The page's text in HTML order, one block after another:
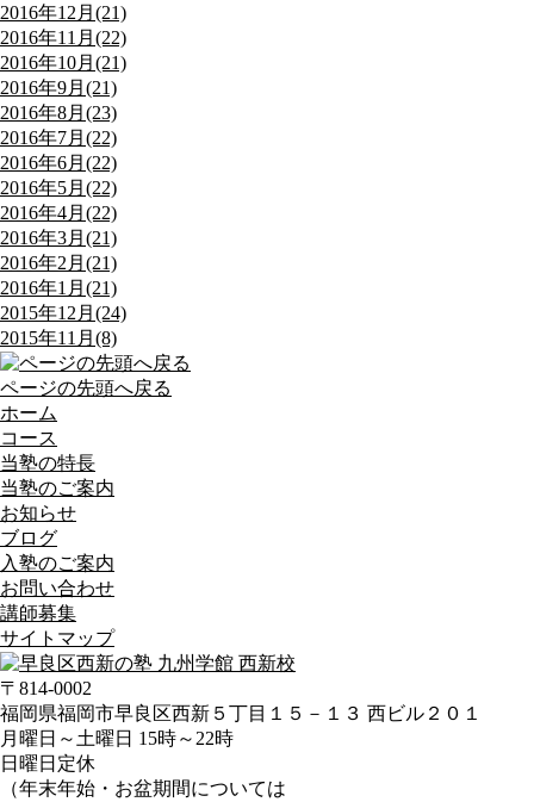
2016年12月(21)
2016年11月(22)
2016年10月(21)
2016年9月(21)
2016年8月(23)
2016年7月(22)
2016年6月(22)
2016年5月(22)
2016年4月(22)
2016年3月(21)
2016年2月(21)
2016年1月(21)
2015年12月(24)
2015年11月(8)
ページの先頭へ戻る
ホーム
コース
当塾の特長
当塾のご案内
お知らせ
ブログ
入塾のご案内
お問い合わせ
講師募集
サイトマップ
〒814-0002
福岡県福岡市早良区西新５丁目１５－１３ 西ビル２０１
月曜日～土曜日 15時～22時
日曜日定休
（年末年始・お盆期間については